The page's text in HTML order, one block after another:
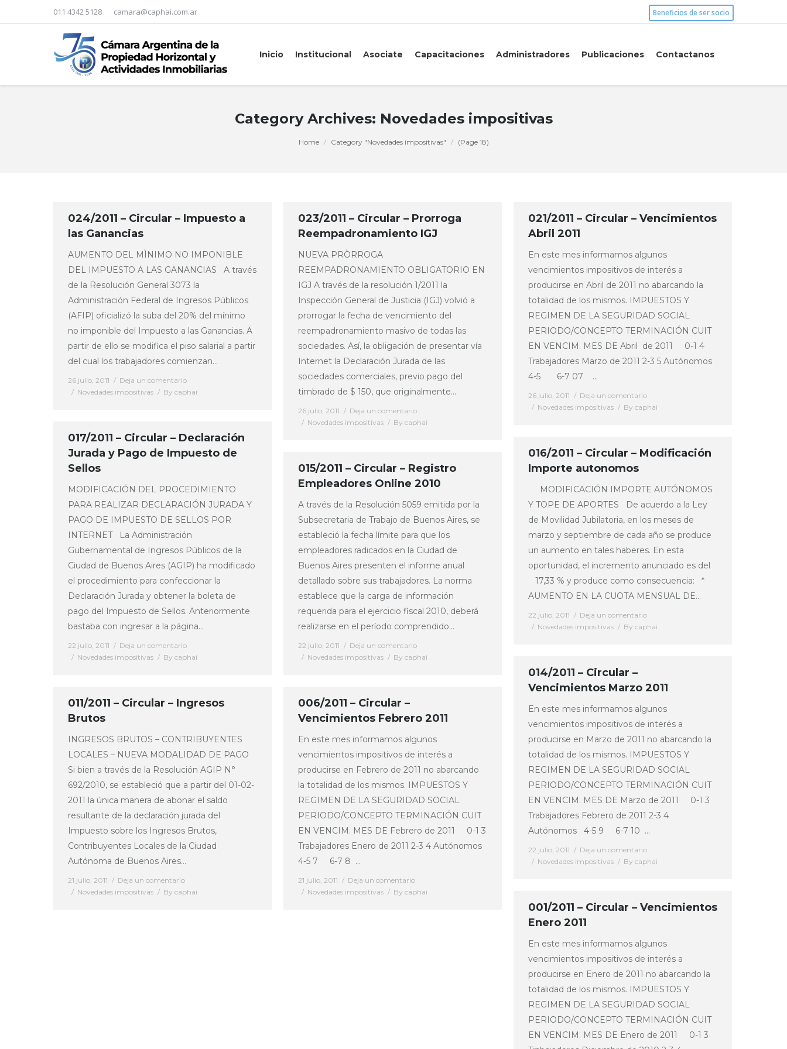
011 4342 5128 camara@caphai.com.ar Beneficios de ser socio
Inicio Institucional Asociate Capacitaciones Administradores Publicaciones Contactanos
Category Archives: Novedades impositivas
Home Category "Novedades impositivas" (Page 18)
024/2011 – Circular – Impuesto a
las Ganancias
AUMENTO DEL MÌNIMO NO IMPONIBLE
DEL IMPUESTO A LAS GANANCIAS A través
de la Resolución General 3073 la
Administración Federal de Ingresos Públicos
(AFIP) oficializó la suba del 20% del mínimo
no imponible del Impuesto a las Ganancias. A
partir de ello se modifica el piso salarial a partir
del cual los trabajadores comienzan…
26 julio, 2011
Deja un comentario
Novedades impositivas
By caphai
023/2011 – Circular – Prorroga
Reempadronamiento IGJ
NUEVA PRÒRROGA
REEMPADRONAMIENTO OBLIGATORIO EN
IGJ A través de la resolución 1/2011 la
Inspección General de Justicia (IGJ) volvió a
prorrogar la fecha de vencimiento del
reempadronamiento masivo de todas las
sociedades. Así, la obligación de presentar vía
Internet la Declaración Jurada de las
sociedades comerciales, previo pago del
timbrado de $ 150, que originalmente…
26 julio, 2011
Deja un comentario
Novedades impositivas
By caphai
021/2011 – Circular – Vencimientos
Abril 2011
En este mes informamos algunos
vencimientos impositivos de interés a
producirse en Abril de 2011 no abarcando la
totalidad de los mismos. IMPUESTOS Y
REGIMEN DE LA SEGURIDAD SOCIAL
PERIODO/CONCEPTO TERMINACIÓN CUIT
EN VENCIM. MES DE Abril de 2011 0-1 4
Trabajadores Marzo de 2011 2-3 5 Autónomos
4-5 6-7 07 …
26 julio, 2011
Deja un comentario
Novedades impositivas
By caphai
017/2011 – Circular – Declaración
Jurada y Pago de Impuesto de
Sellos
MODIFICACIÓN DEL PROCEDIMIENTO
PARA REALIZAR DECLARACIÓN JURADA Y
PAGO DE IMPUESTO DE SELLOS POR
INTERNET La Administración
Gubernamental de Ingresos Públicos de la
Ciudad de Buenos Aires (AGIP) ha modificado
el procedimiento para confeccionar la
Declaración Jurada y obtener la boleta de
pago del Impuesto de Sellos. Anteriormente
bastaba con ingresar a la página…
22 julio, 2011
Deja un comentario
Novedades impositivas
By caphai
016/2011 – Circular – Modificación
Importe autonomos
MODIFICACIÓN IMPORTE AUTÓNOMOS
Y TOPE DE APORTES De acuerdo a la Ley
de Movilidad Jubilatoria, en los meses de
marzo y septiembre de cada año se produce
un aumento en tales haberes. En esta
oportunidad, el incremento anunciado es del
17,33 % y produce como consecuencia: *
AUMENTO EN LA CUOTA MENSUAL DE…
22 julio, 2011
Deja un comentario
Novedades impositivas
By caphai
015/2011 – Circular – Registro
Empleadores Online 2010
A través de la Resolución 5059 emitida por la
Subsecretaria de Trabajo de Buenos Aires, se
estableció la fecha límite para que los
empleadores radicados en la Ciudad de
Buenos Aires presenten el informe anual
detallado sobre sus trabajadores. La norma
establece que la carga de información
requerida para el ejercicio fiscal 2010, deberá
realizarse en el período comprendido…
22 julio, 2011
Deja un comentario
Novedades impositivas
By caphai
014/2011 – Circular –
Vencimientos Marzo 2011
En este mes informamos algunos
vencimientos impositivos de interés a
producirse en Marzo de 2011 no abarcando la
totalidad de los mismos. IMPUESTOS Y
REGIMEN DE LA SEGURIDAD SOCIAL
PERIODO/CONCEPTO TERMINACIÓN CUIT
EN VENCIM. MES DE Marzo de 2011 0-1 3
Trabajadores Febrero de 2011 2-3 4
Autónomos 4-5 9 6-7 10 …
22 julio, 2011
Deja un comentario
Novedades impositivas
By caphai
011/2011 – Circular – Ingresos
Brutos
INGRESOS BRUTOS – CONTRIBUYENTES
LOCALES – NUEVA MODALIDAD DE PAGO
Si bien a través de la Resolución AGIP N°
692/2010, se estableció que a partir del 01-02-
2011 la única manera de abonar el saldo
resultante de la declaración jurada del
Impuesto sobre los Ingresos Brutos,
Contribuyentes Locales de la Ciudad
Autónoma de Buenos Aires…
21 julio, 2011
Deja un comentario
Novedades impositivas
By caphai
006/2011 – Circular –
Vencimientos Febrero 2011
En este mes informamos algunos
vencimientos impositivos de interés a
producirse en Febrero de 2011 no abarcando
la totalidad de los mismos. IMPUESTOS Y
REGIMEN DE LA SEGURIDAD SOCIAL
PERIODO/CONCEPTO TERMINACIÓN CUIT
EN VENCIM. MES DE Febrero de 2011 0-1 3
Trabajadores Enero de 2011 2-3 4 Autónomos
4-5 7 6-7 8 …
21 julio, 2011
Deja un comentario
Novedades impositivas
By caphai
001/2011 – Circular – Vencimientos
Enero 2011
En este mes informamos algunos
vencimientos impositivos de interés a
producirse en Enero de 2011 no abarcando la
totalidad de los mismos. IMPUESTOS Y
REGIMEN DE LA SEGURIDAD SOCIAL
PERIODO/CONCEPTO TERMINACIÓN CUIT
EN VENCIM. MES DE Enero de 2011 0-1 3